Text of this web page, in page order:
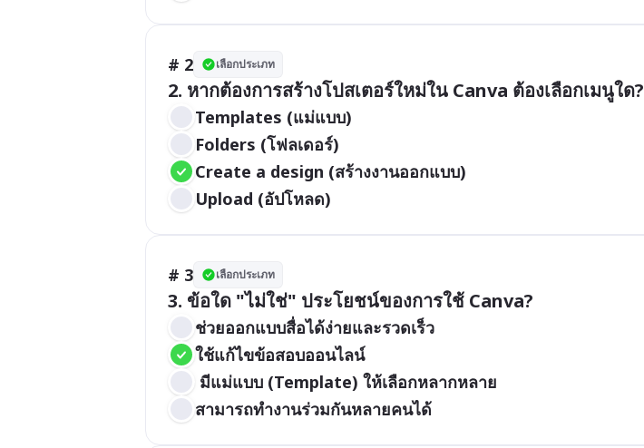
# 2 เลือกประเภท
2. หากต้องการสร้างโปสเตอร์ใหม่ใน Canva ต้องเลือกเมนูใด?
Templates (แม่แบบ)
Folders (โฟลเดอร์)
Create a design (สร้างงานออกแบบ)
Upload (อัปโหลด)
# 3 เลือกประเภท
3. ข้อใด "ไม่ใช่" ประโยชน์ของการใช้ Canva?
ช่วยออกแบบสื่อได้ง่ายและรวดเร็ว
ใช้แก้ไขข้อสอบออนไลน์
มีแม่แบบ (Template) ให้เลือกหลากหลาย
สามารถทำงานร่วมกันหลายคนได้